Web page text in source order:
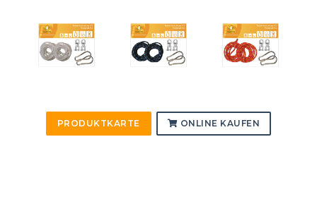
PRODUKTKARTE ONLINE KAUFEN